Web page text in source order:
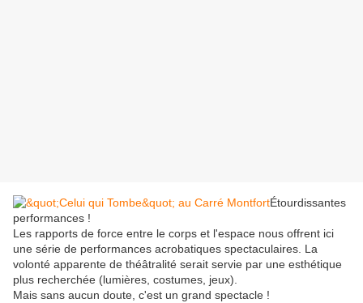
Étourdissantes
performances !
Les rapports de force entre le corps et l'espace nous offrent ici
une série de performances acrobatiques spectaculaires. La
volonté apparente de théâtralité serait servie par une esthétique
plus recherchée (lumières, costumes, jeux).
Mais sans aucun doute, c'est un grand spectacle !